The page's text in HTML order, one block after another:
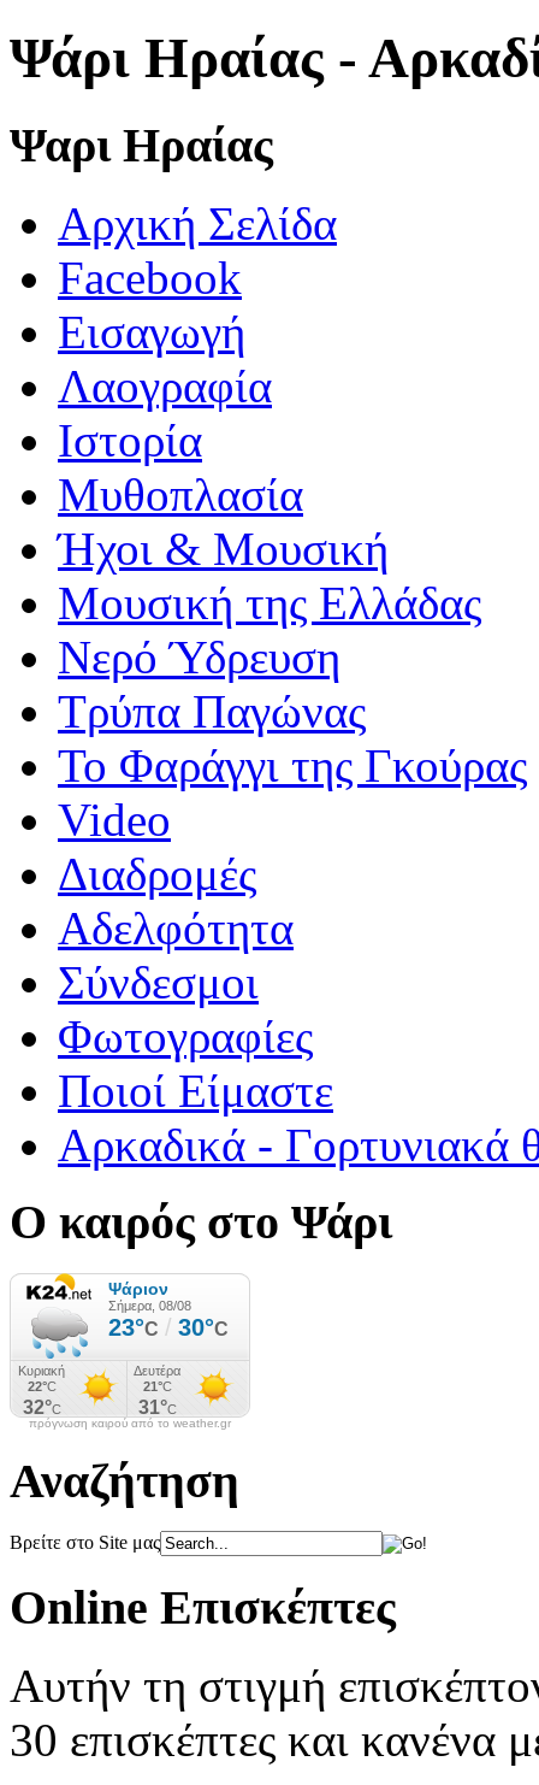
Ψάρι Ηραίας -
Ψαρι Ηραίας
Αρχική Σελίδα
Facebook
Εισαγωγή
Λαογραφία
Ιστορία
Μυθοπλασία
Ήχοι & Μουσική
Μουσική της Ελλάδας
Νερό Ύδρευση
Τρύπα Παγώνας
Το Φαράγγι της Γκούρας
Video
Διαδρομές
Αδελφότητα
Σύνδεσμοι
Φωτογραφίες
Ποιοί Είμαστε
Αρκαδικά - Γορτυνιακά
Ο καιρός στο Ψάρι
πρόγνωση καιρού από το weather.gr
Αναζήτηση
Βρείτε στο Site μας
Online Επισκέπτες
Αυτήν τη στιγμή
30 επισκέπτες και κανένα